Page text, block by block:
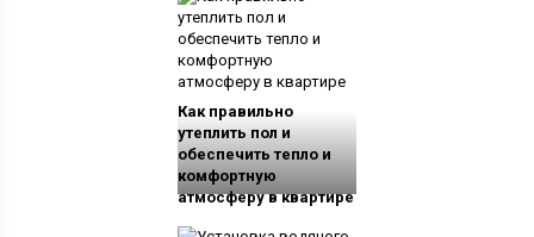
Как правильно
утеплить пол и
обеспечить тепло и
комфортную
атмосферу в квартире